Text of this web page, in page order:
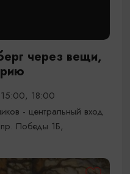
через вещи,
18:00
- центральный вход
Победы 1Б,